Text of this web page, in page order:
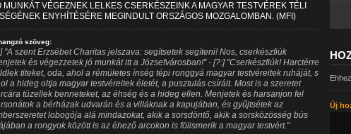
MUNKÁT VÉGEZNEK LELKES CSERKÉSZEINK A MAGYAR TESTVÉREK TÉLI
ENYHÍTÉSÉRE MEGINDULT ORSZÁGOS MOZGALOMBAN. (MFI)
szöveg:
"A szent Erzsébet Charitas jelszava: segítsetek segíteni! Nos, cserkészfiúk
és végezzetek jó munkát itt a Józsefvárosban!" - [?:] "Cserkészfiúk! Harctérre
titeket, oda, ahol a rémületes ínség tépi ronggyá magyar testvéreitek ruháját, s
a hideg oltja magyar testvéreitek életét, a pusztulás csíráit. Most is a szeretet
tüzellek benneteket, az éhség és a hideg ellen. Menjetek és harsanjon fel
a bérházak udvarán és a villáknak a kapujában, és gyűjtsétek az
lobogója alá mindazokat, akik a sorsdöntő, akik a sorsközösség bús
a rongyok között is az éhező arcokon is fölismerik a magyar testvért."
Új